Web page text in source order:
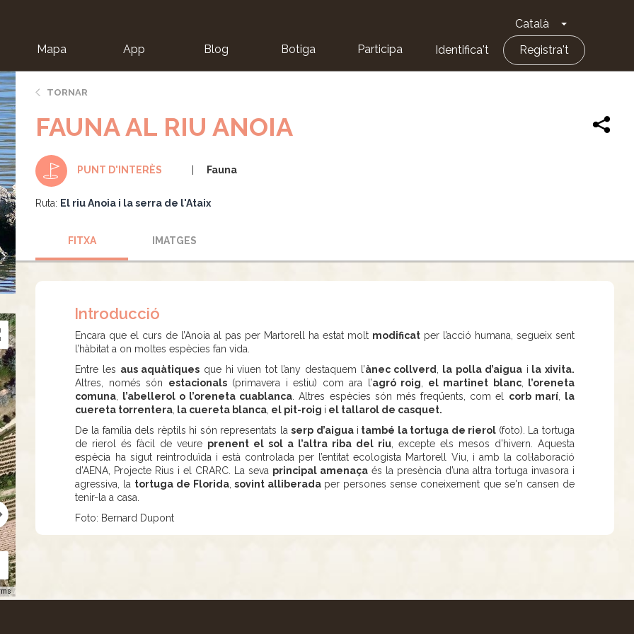
Català Toggle
Mapa App Blog Botiga Participa Identifica't Registra't
TORNAR
FAUNA AL RIU ANOIA
PUNT D'INTERÈS Fauna
Ruta: El riu Anoia i la serra de l'Ataix
FITXA IMATGES
Introducció
Encara que el curs de l’Anoia al pas per Martorell ha estat molt modificat per l’acció humana, segueix sent
l’hàbitat a on moltes espècies fan vida.
Entre les aus aquàtiques que hi viuen tot l’any destaquem l’ànec collverd la polla d’aigua i la xivita.
Altres, només són estacionals(primavera i estiu) com ara l’agró roig el martinet blanc,
l’oreneta
comuna
l’abellerol o l’oreneta cuablanca . Altres espècies són més freqüents, com el corb marí,
la
cuereta torrentera la cuereta blanca el pit-roig i el tallarol de casquet.
De la família dels rèptils hi són representats laserp d’aigua i també la tortuga de rierol (foto). La tortuga
de rierol és fàcil de veure prenent el sol a l’altra riba del riu , excepte els mesos d’hivern. Aquesta
espècia ha sigut reintroduïda i està controlada per l’entitat ecologista Martorell Viu, i amb la col·laboració
d’AENA, Projecte Rius i el CRARC. La seva principal amenaça és la presència d’una altra tortuga invasora i
agressiva, la tortuga de Florida sovint alliberada per persones sense coneixement que se'n cansen de
tenir-la a casa.
Foto: Bernard Dupont